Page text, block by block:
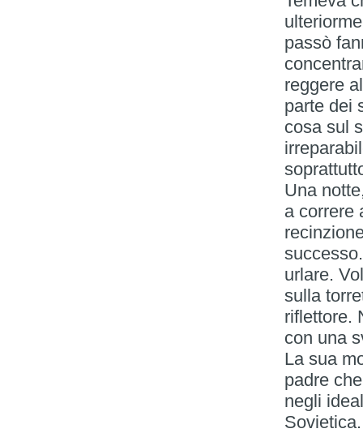
passò
reggere
parte dei
cosa sul
Una
a correre
urlare.
sulla
riflettore.
con una
La sua
padre
negli
Sovietica.